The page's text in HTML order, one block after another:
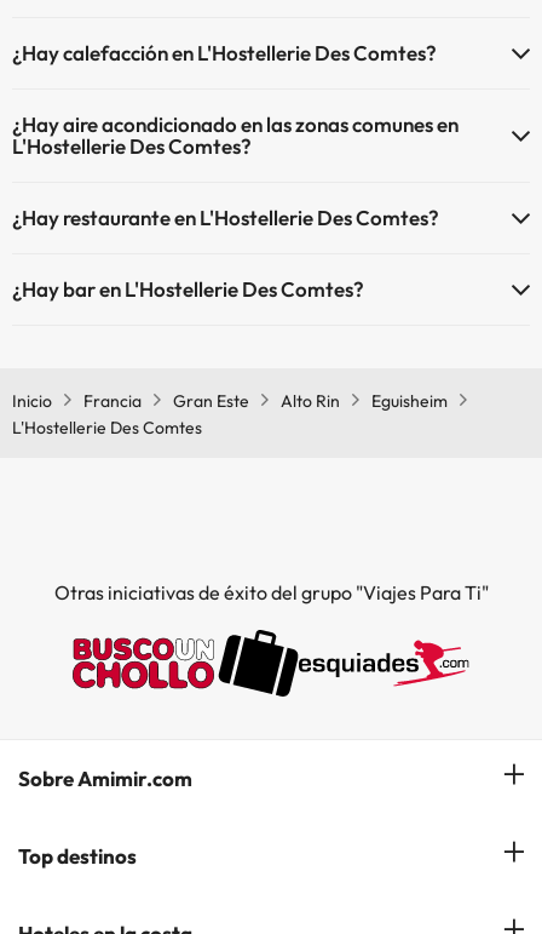
¿Hay calefacción en L'Hostellerie Des Comtes?
¿Hay aire acondicionado en las zonas comunes en
L'Hostellerie Des Comtes?
comunes.
¿Hay restaurante en L'Hostellerie Des Comtes?
¿Hay bar en L'Hostellerie Des Comtes?
Inicio Francia Gran Este Alto Rin
Eguisheim
L'Hostellerie Des Comtes
Otras iniciativas de éxito del grupo "Viajes Para Ti"
Sobre Amimir.com
¿Quiénes somos?
Top destinos
Hoteles en Salou